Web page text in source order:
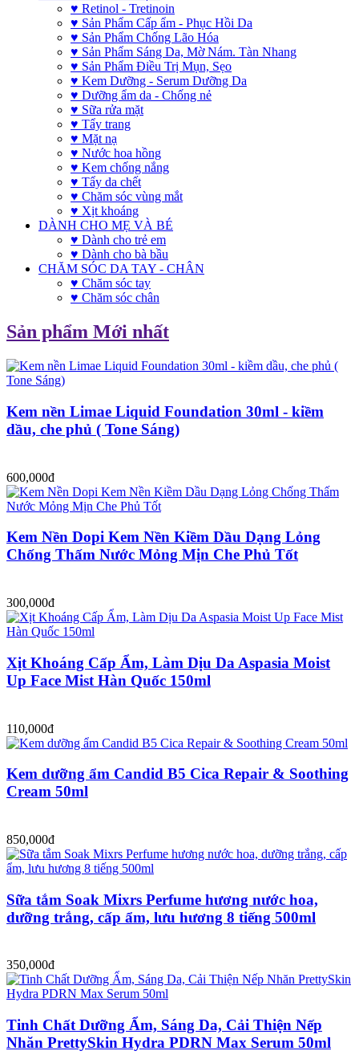
♥ Retinol - Tretinoin
♥ Sản Phẩm Cấp ẩm - Phục Hồi Da
♥ Sản Phẩm Chống Lão Hóa
♥ Sản Phẩm Sáng Da, Mờ Nám. Tàn Nhang
♥ Sản Phẩm Điều Trị Mụn, Sẹo
♥ Kem Dưỡng - Serum Dưỡng Da
♥ Dưỡng ẩm da - Chống nẻ
♥ Sữa rửa mặt
♥ Tẩy trang
♥ Mặt nạ
♥ Nước hoa hồng
♥ Kem chống nắng
♥ Tẩy da chết
♥ Chăm sóc vùng mắt
♥ Xịt khoáng
DÀNH CHO MẸ VÀ BÉ
♥ Dành cho trẻ em
♥ Dành cho bà bầu
CHĂM SÓC DA TAY - CHÂN
♥ Chăm sóc tay
♥ Chăm sóc chân
Sản phẩm Mới nhất
Kem nền Limae Liquid Foundation 30ml - kiềm
dầu, che phủ ( Tone Sáng)
600,000đ
Kem Nền Dopi Kem Nền Kiềm Dầu Dạng Lỏng
Chống Thấm Nước Mỏng Mịn Che Phủ Tốt
300,000đ
Xịt Khoáng Cấp Ẩm, Làm Dịu Da Aspasia Moist
Up Face Mist Hàn Quốc 150ml
110,000đ
Kem dưỡng ẩm Candid B5 Cica Repair & Soothing
Cream 50ml
850,000đ
Sữa tắm Soak Mixrs Perfume hương nước hoa,
dưỡng trắng, cấp ẩm, lưu hương 8 tiếng 500ml
350,000đ
Tinh Chất Dưỡng Ẩm, Sáng Da, Cải Thiện Nếp
Nhăn PrettySkin Hydra PDRN Max Serum 50ml